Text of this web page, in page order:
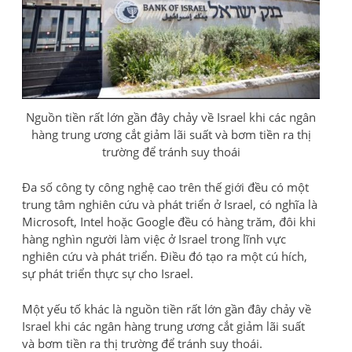
Nguồn tiền rất lớn gần đây chảy về Israel khi các ngân
hàng trung ương cắt giảm lãi suất và bơm tiền ra thị
trường để tránh suy thoái
Đa số công ty công nghệ cao trên thế giới đều có một
trung tâm nghiên cứu và phát triển ở Israel, có nghĩa là
Microsoft, Intel hoặc Google đều có hàng trăm, đôi khi
hàng nghìn người làm việc ở Israel trong lĩnh vực
nghiên cứu và phát triển. Điều đó tạo ra một cú hích,
sự phát triển thực sự cho Israel.
Một yếu tố khác là nguồn tiền rất lớn gần đây chảy về
Israel khi các ngân hàng trung ương cắt giảm lãi suất
và bơm tiền ra thị trường để tránh suy thoái.